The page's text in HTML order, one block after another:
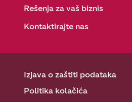
Rešenja za vaš biznis
Kontaktirajte nas
Izjava o zaštiti podataka
Politika kolačića